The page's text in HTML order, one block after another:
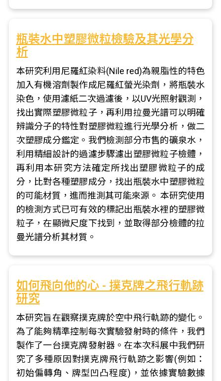
瓶裝水中塑膠微粒檢驗及其光學分
析
本研究利用尼羅紅染料(Nile red)為親脂性的特色
加入有機溶劑製作成尼羅紅螢光染劑，將瓶裝水
染色，使用濾紙二次過濾後，以UV光照射觀測，
找出實際塑膠微粒子，再利用拉曼光譜可以明確
辨識分子的特性對塑膠微粒進行光學分析，做二
次塑膠成分鑑定。我們檢測部分市售的礦泉水，
利用精細設計的過濾步驟濾出塑膠微粒子檢體，
再利用本研究方法確定所找出塑膠微粒子的成
分，比對各種塑膠成分，找出瓶裝水中塑膠微粒
的可能材質，進而推測其可能來源。 本研究使用
的檢測方式已可有效的標記出瓶裝水裡的塑膠微
粒子，在顯微尺度下找到，並取得部分檢體的拉
曼光譜分析其材質。
如何飛向他的心 - 撲克牌之飛行軌跡
研究
本研究旨在觀察撲克牌於空中飛行軌跡的變化。
為了能夠精準控制每次實驗發射時的條件，我們
製作了一台撲克牌發射器。在本次科展中我們研
究了多種原因對撲克牌飛行軌跡之影響(例如：
初始偏轉角、牌型凹凸程度)，並依據實驗數據